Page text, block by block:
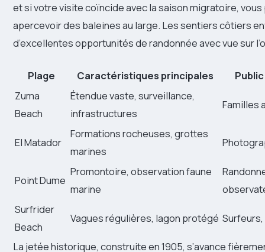
et si votre visite coïncide avec la saison migratoire,
apercevoir des baleines au large. Les sentiers côtiers
d’excellentes opportunités de randonnée avec vue sur
Plage Caractéristiques principales
Zuma
Beach
Étendue vaste, surveillance,
infrastructures
Familles
El Matador
Formations rocheuses, grottes
marines
Point Dume
Promontoire, observation faune
marine
Surfrider
Beach
Vagues régulières, lagon protégé
La jetée historique, construite en 1905, s’avance